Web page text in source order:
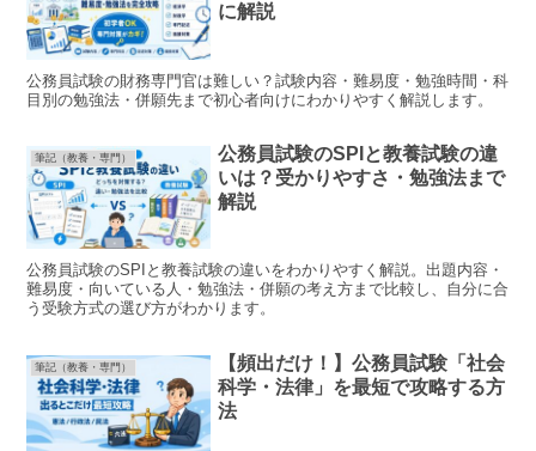
に解説
公務員試験の財務専門官は難しい？試験内容・難易度・勉強時間・科
目別の勉強法・併願先まで初心者向けにわかりやすく解説します。
筆記（教養・専門）
公務員試験のSPIと教養試験の違
いは？受かりやすさ・勉強法まで
解説
公務員試験のSPIと教養試験の違いをわかりやすく解説。出題内容・
難易度・向いている人・勉強法・併願の考え方まで比較し、自分に合
う受験方式の選び方がわかります。
筆記（教養・専門）
【頻出だけ！】公務員試験「社会
科学・法律」を最短で攻略する方
法